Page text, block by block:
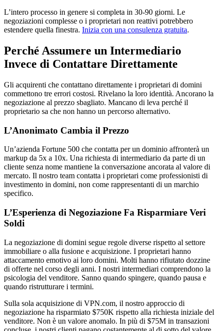
L’intero processo in genere si completa in 30-90 giorni. Le
negoziazioni complesse o i proprietari non reattivi potrebbero
estendere quella finestra. Inizia con una consulenza gratuita.
Perché Assumere un Intermediario
Invece di Contattare Direttamente
Gli acquirenti che contattano direttamente i proprietari di domini
commettono tre errori costosi. Rivelano la loro identità. Ancorano la
negoziazione al prezzo sbagliato. Mancano di leva perché il
proprietario sa che non hanno un percorso alternativo.
L’Anonimato Cambia il Prezzo
Un’azienda Fortune 500 che contatta per un dominio affronterà un
markup da 5x a 10x. Una richiesta di intermediario da parte di un
cliente senza nome mantiene la conversazione ancorata al valore di
mercato. Il nostro team contatta i proprietari come professionisti di
investimento in domini, non come rappresentanti di un marchio
specifico.
L’Esperienza di Negoziazione Fa Risparmiare Veri
Soldi
La negoziazione di domini segue regole diverse rispetto al settore
immobiliare o alla fusione e acquisizione. I proprietari hanno
attaccamento emotivo ai loro domini. Molti hanno rifiutato dozzine
di offerte nel corso degli anni. I nostri intermediari comprendono la
psicologia del venditore. Sanno quando spingere, quando pausa e
quando ristrutturare i termini.
Sulla sola acquisizione di VPN.com, il nostro approccio di
negoziazione ha risparmiato $750K rispetto alla richiesta iniziale del
venditore. Non è un valore anomalo. In più di $75M in transazioni